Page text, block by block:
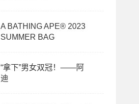
A BATHING APE® 2023
SUMMER BAG
“拿下”男女双冠！——阿
迪